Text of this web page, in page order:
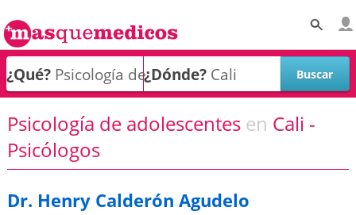
¿Qué? ¿Dónde?
Psicología de adolescentes en Cali -
Psicólogos
Dr. Henry Calderón Agudelo